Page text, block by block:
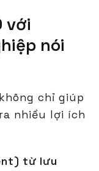
với
nói
chỉ giúp
nhiều lợi ích
từ lưu